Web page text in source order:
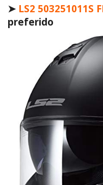
➤ LS2 503251011S
preferido